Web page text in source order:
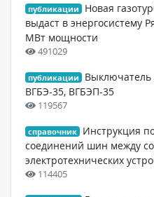
публикации
Новая
выдаст в энергосистему
МВт мощности
491029
публикации
Выключатель
ВГБЭ-35, ВГБЭП-35
119567
справочник
Инструкция
соединений шин между
электротехнических
114405